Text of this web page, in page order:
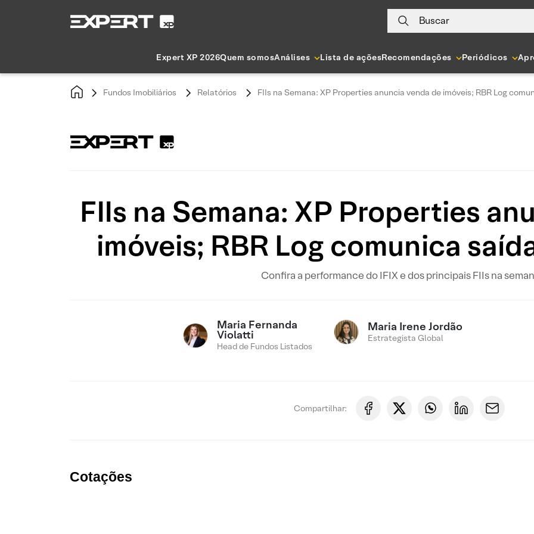
Buscar
Expert XP 2026Quem somosAnálises Lista de açõesRecomendações Periódicos
Fundos Imobiliários Relatórios FIIs na Semana: XP Properties anuncia venda de imóveis; RBR Log
FIIs na Semana: XP Properties
imóveis; RBR Log comunica
Confira a performance do IFIX e dos principais FIIs na
Maria Fernanda
Violatti
Head de Fundos Listados
Maria Irene Jordão
Estrategista Global
Compartilhar:
Cotações